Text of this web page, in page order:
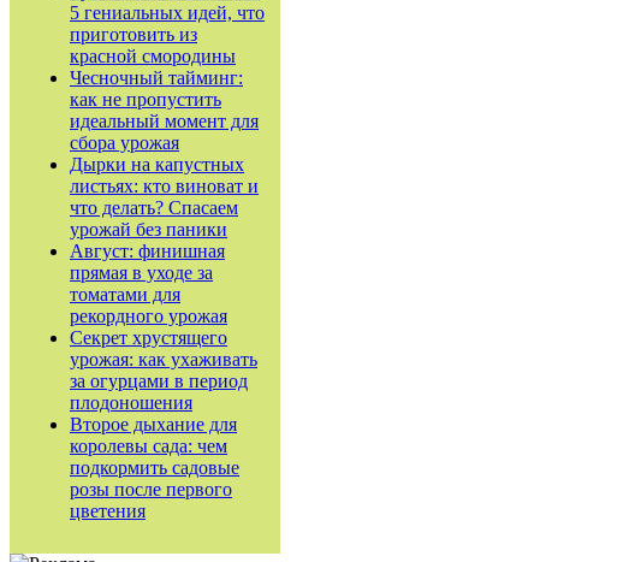
5 гениальных идей, что
приготовить из
красной смородины
Чесночный тайминг:
как не пропустить
идеальный момент для
сбора урожая
Дырки на капустных
листьях: кто виноват и
что делать? Спасаем
урожай без паники
Август: финишная
прямая в уходе за
томатами для
рекордного урожая
Секрет хрустящего
урожая: как ухаживать
за огурцами в период
плодоношения
Второе дыхание для
королевы сада: чем
подкормить садовые
розы после первого
цветения